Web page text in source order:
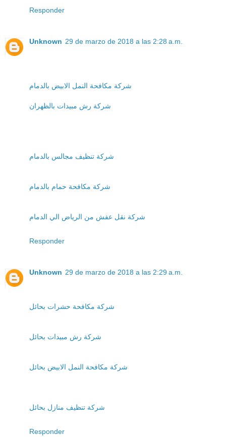
Responder
Unknown 29 de marzo de 2018 a las 2:28 a.m.
شركة مكافحة النمل الابيض بالدمام
شركة رش مبيدات بالظهران
شركة تنظيف مجالس بالدمام
شركة مكافحة حمام بالدمام
شركة نقل عفش من الرياض الي الدمام
Responder
Unknown 29 de marzo de 2018 a las 2:29 a.m.
شركة مكافحة حشرات بحائل
شركة رش مبيدات بحائل
شركة مكافحة النمل الابيض بحائل
شركة تنظيف منازل بحائل
Responder